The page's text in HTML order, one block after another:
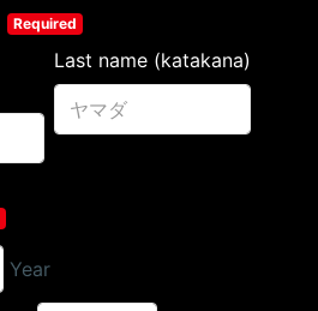
Required
Last name (katakana)
Year